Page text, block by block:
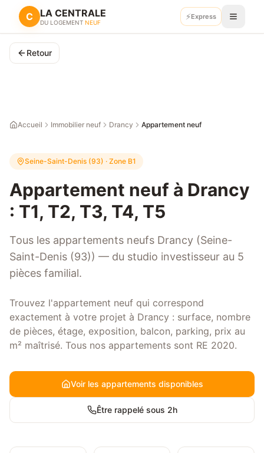
C LA CENTRALE
DU LOGEMENT NEUF
⚡Express
Retour
Accueil Immobilier neuf Drancy Appartement neuf
Seine-Saint-Denis (93) · Zone B1
Appartement neuf à Drancy
: T1, T2, T3, T4, T5
Tous les appartements neufs Drancy (Seine-
Saint-Denis (93)) — du studio investisseur au 5
pièces familial.
Trouvez l'appartement neuf qui correspond
exactement à votre projet à Drancy : surface, nombre
de pièces, étage, exposition, balcon, parking, prix au
m² maîtrisé. Tous nos appartements sont RE 2020.
Voir les appartements disponibles
Être rappelé sous 2h
Recevoir mes plans